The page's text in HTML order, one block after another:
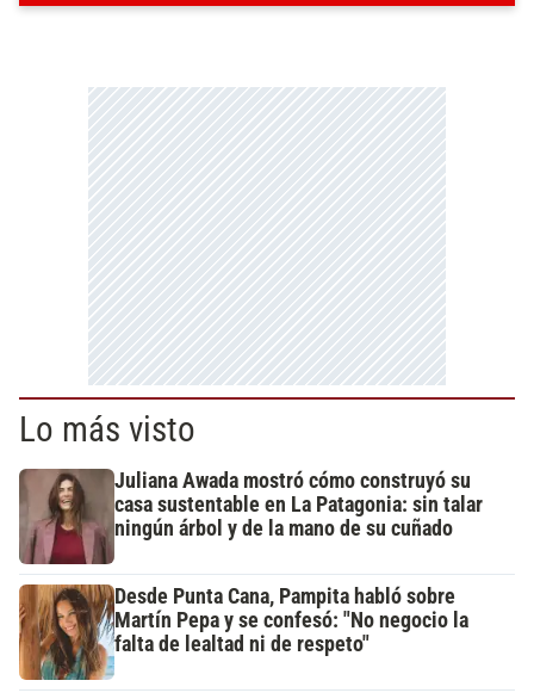
Lo más visto
Juliana Awada mostró cómo construyó su
casa sustentable en La Patagonia: sin talar
ningún árbol y de la mano de su cuñado
Desde Punta Cana, Pampita habló sobre
Martín Pepa y se confesó: "No negocio la
falta de lealtad ni de respeto"